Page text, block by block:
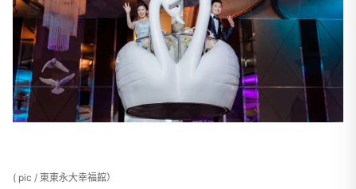
( pic / 東東永大幸福館）